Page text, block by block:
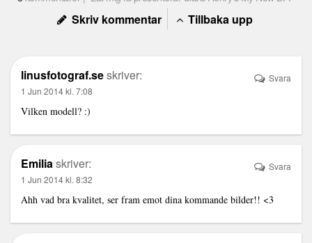
Skriv kommentar Tillbaka upp
linusfotograf.seskriver:
1 Jun 2014 kl. 7:08
Vilken modell? :)
Svara
Emiliaskriver:
1 Jun 2014 kl. 8:32
Ahh vad bra kvalitet, ser fram emot dina kommande bilder!! <3
Svara